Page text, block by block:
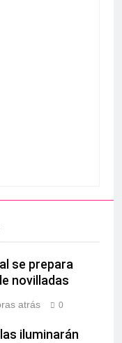
se prepara
novilladas
atrás 0
iluminarán